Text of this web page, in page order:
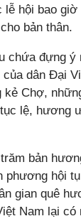
hội bao
bản thân.
chứa đựng
dân Đại
kẻ Chợ,
lệ, hương
bản
phương hội
gian quê
Nam lại